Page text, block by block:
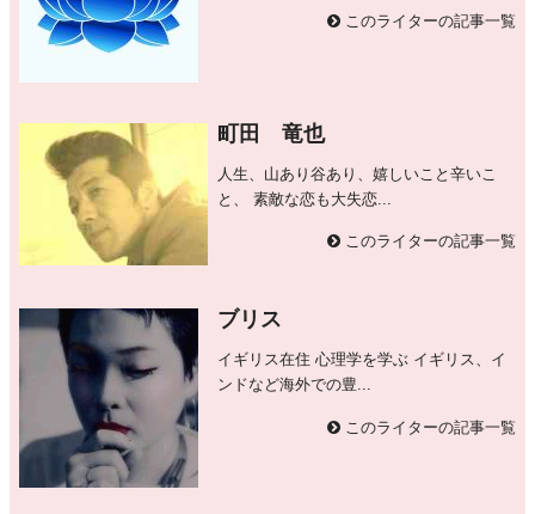
このライターの記事一覧
町田 竜也
人生、山あり谷あり、嬉しいこと辛いこ
と、 素敵な恋も大失恋...
このライターの記事一覧
ブリス
イギリス在住 心理学を学ぶ イギリス、イ
ンドなど海外での豊...
このライターの記事一覧